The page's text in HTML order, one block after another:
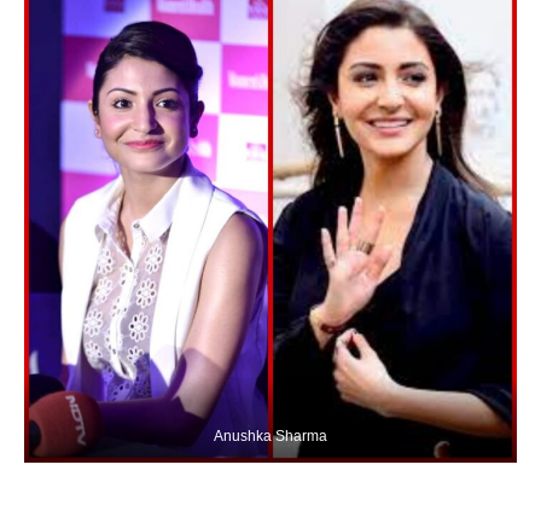
Anushka Sharma